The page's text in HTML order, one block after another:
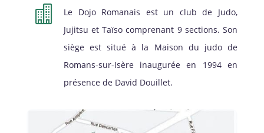

Le Dojo Romanais est un club de Judo,
Jujitsu et Taïso comprenant 9 sections. Son
siège est situé à la Maison du judo de
Romans-sur-Isère inaugurée en 1994 en
présence de David Douillet.